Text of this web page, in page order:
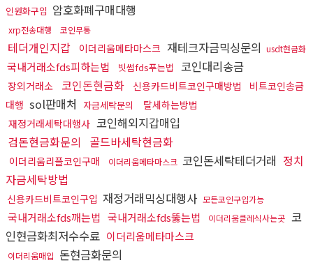
인원화구입 암호화폐구매대행
xrp전송대행 코인무통
테더개인지갑 이더리움메타마스크 재테크자금믹싱문의 usdt현금화
국내거래소fds피하는법 빗썸fds푸는법 코인대리송금
장외거래소 코인돈현금화 신용카드비트코인구매방법
비트코인송금
대행 sol판매처 자금세탁문의
탈세하는방법
재정거래세탁대행사 코인해외지갑매입
검돈현금화문의
골드바세탁현금화
이더리움리플코인구매 이더리움메타마스크 코인돈세탁테더거래 정치
자금세탁방법
신용카드비트코인구입 재정거래믹싱대행사 모든코인구입가능
국내거래소fds깨는법 국내거래소fds뚫는법 이더리움클레식사는곳 코
인현금화최저수수료 이더리움메타마스크
이더리움매입 돈현금화문의